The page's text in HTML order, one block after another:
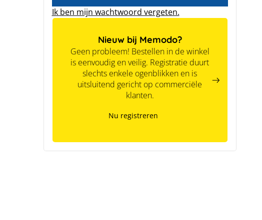
Ik ben mijn wachtwoord vergeten.
Nieuw bij Memodo?
Geen probleem! Bestellen in de winkel
is eenvoudig en veilig. Registratie duurt
slechts enkele ogenblikken en is
uitsluitend gericht op commerciële
klanten.
Nu registreren